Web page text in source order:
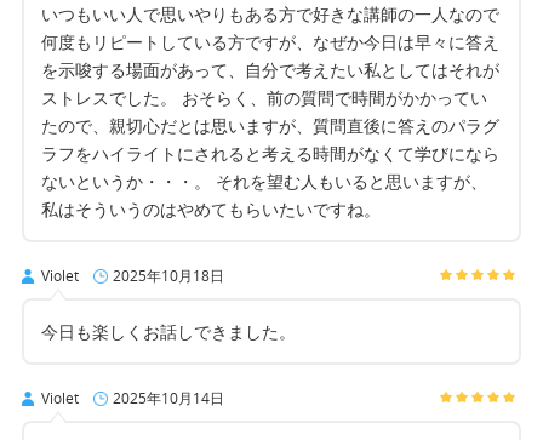
いつもいい人で思いやりもある方で好きな講師の一人なので
何度もリピートしている方ですが、なぜか今日は早々に答え
を示唆する場面があって、自分で考えたい私としてはそれが
ストレスでした。 おそらく、前の質問で時間がかかってい
たので、親切心だとは思いますが、質問直後に答えのパラグ
ラフをハイライトにされると考える時間がなくて学びになら
ないというか・・・。 それを望む人もいると思いますが、
私はそういうのはやめてもらいたいですね。
Violet 2025年10月18日
今日も楽しくお話しできました。
Violet 2025年10月14日